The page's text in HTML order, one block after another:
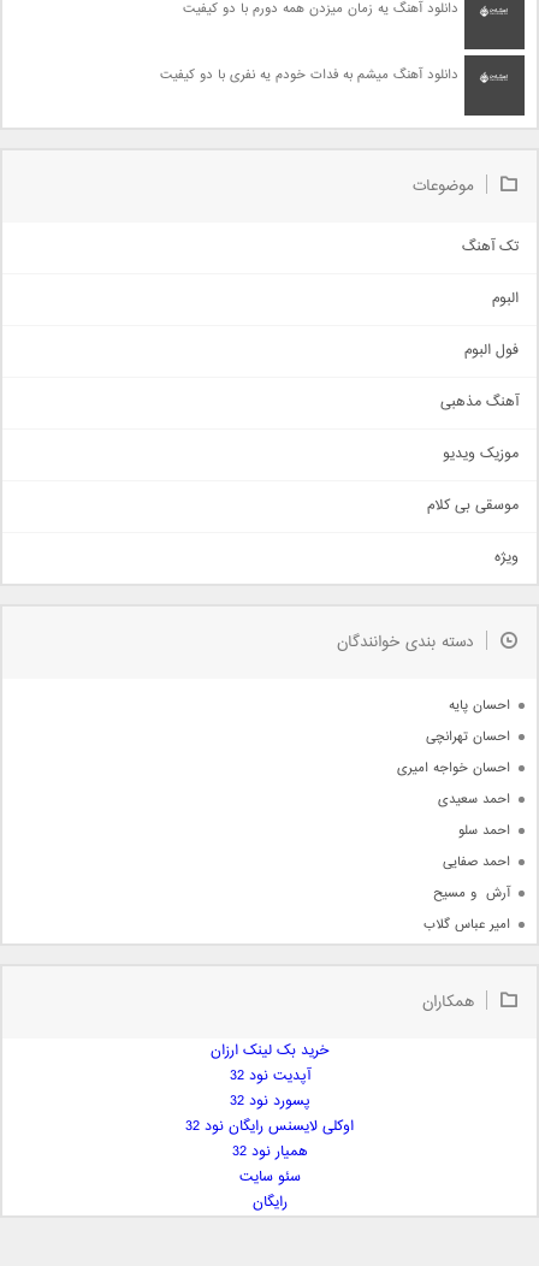
دانلود آهنگ یه زمان میزدن همه دورم با دو کیفیت
دانلود آهنگ میشم به فدات خودم یه نفری با دو کیفیت
موضوعات
تک آهنگ
اجتماعی
حماسی
سنتی
اهنگ بندرعباسی
دمو
مذهبی
جدیدترین ها
البوم
فول البوم
آهنگ مذهبی
موزیک ویدیو
موسقی بی کلام
ویژه
دسته بندی خوانندگان
احسان پایه
احسان تهرانچی
احسان خواجه امیری
احمد سعیدی
احمد سلو
احمد صفایی
آرش  و مسیح
امیر عباس گلاب
امیر علی
همکاران
خرید بک لینک ارزان
آپدیت نود 32
پسورد نود 32
اوکلی لایسنس رایگان نود 32
همیار نود 32
سئو سایت
رایگان